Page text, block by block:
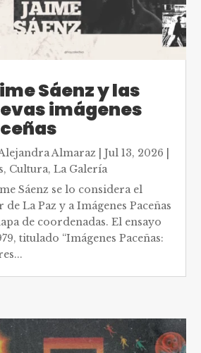
Sáenz y las
imágenes
Almaraz Jul 13, 2026
, Cultura, La Galería
Sáenz se lo considera el
de La Paz y a Imágenes Paceñas
de coordenadas. El ensayo
titulado “Imágenes Paceñas: